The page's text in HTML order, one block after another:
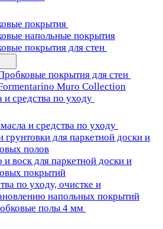
покрытия
напольные покрытия
покрытия для стен
покрытия для стен
Muro Collection
и средства по уходу
и средства по уходу
грунтовки для паркетной доски и
полов
воск для паркетной доски и
покрытий
по уходу, очистке и
напольных покрытий
полы 4 мм